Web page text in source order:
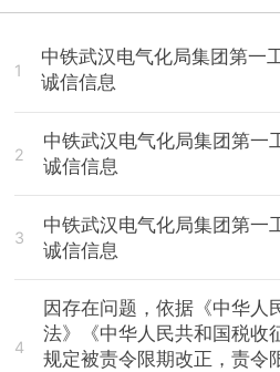
1
中铁武汉电气化局集团第一
诚信信息
2
中铁武汉电气化局集团第一
诚信信息
3
中铁武汉电气化局集团第一
诚信信息
4
因存在问题，依据《中华人
法》《中华人民共和国税收
规定被责令限期改正，责令